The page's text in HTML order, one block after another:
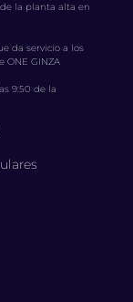
la planta alta en
da servicio a los
ONE GINZA
9:50 de la